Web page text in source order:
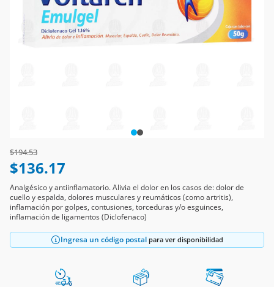
Price reduced from
$194.53to
$136.17
Analgésico y antiinflamatorio. Alivia el dolor en los casos de: dolor de
cuello y espalda, dolores musculares y reumáticos (como artritis),
inflamación por golpes, contusiones, torceduras y/o esguinces,
inflamación de ligamentos (Diclofenaco)
Ingresa un código postal para ver disponibilidad